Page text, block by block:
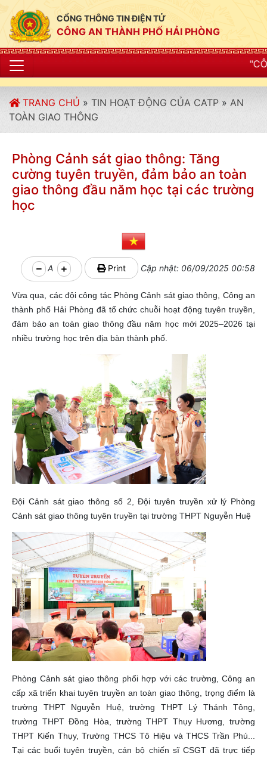
CỔNG THÔNG TIN ĐIỆN TỬ
CÔNG AN THÀNH PHỐ HẢI PHÒNG
"CÔNG AN THÀNH
TRANG CHỦ » TIN HOẠT ĐỘNG CỦA CATP » AN
TOÀN GIAO THÔNG
Phòng Cảnh sát giao thông: Tăng
cường tuyên truyền, đảm bảo an toàn
giao thông đầu năm học tại các trường
học
A Print Cập nhật: 06/09/2025 00:58
Vừa qua, các đội công tác Phòng Cảnh sát giao thông, Công an
thành phố Hải Phòng đã tổ chức chuỗi hoạt động tuyên truyền,
đảm bảo an toàn giao thông đầu năm học mới 2025–2026 tại
nhiều trường học trên địa bàn thành phố.
Đội Cảnh sát giao thông số 2, Đội tuyên truyền xử lý Phòng
Cảnh sát giao thông tuyên truyền tại trường THPT Nguyễn Huệ
Phòng Cảnh sát giao thông phối hợp với các trường, Công an
cấp xã triển khai tuyên truyền an toàn giao thông, trọng điểm là
trường THPT Nguyễn Huệ, trường THPT Lý Thánh Tông,
trường THPT Đồng Hòa, trường THPT Thụy Hương, trường
THPT Kiến Thụy, Trường THCS Tô Hiệu và THCS Trần Phú...
Tại các buổi tuyên truyền, cán bộ chiến sĩ CSGT đã trực tiếp